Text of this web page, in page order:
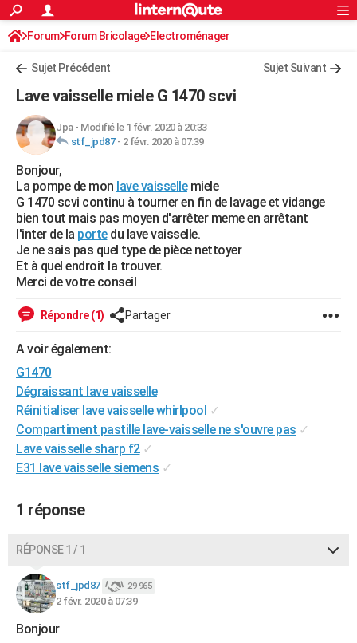
ACTUALITÉS
Politique
Société
Faits Divers
Education
Monde
Villes
+
FINANCE
Retraite
Impôts
Epargne
Immobilier
Risques naturels par ville
Banque
Assurance
Crédit
AUTO
Essais
Réserver un essai
Citadines
Berlines
SUV
Forum auto
+HIGH-TECH
Mobiles
Meilleur smartphone
Internet
Ordinateurs
Jeux vidéo
Guide high-tech
+BRICOLAGE
Forum
Aménagement intérieur
Extérieur
Cuisine
Salle de bains
Jardinage
Rangement
WEEK-END
Guides de France
Escapades
Patrimoine
Expositions
Musées
Week-end nature
+LIFESTYLE
Art de vivre
Bien-être
Loisirs
Mode
Modes de vie
SANTE
VOYAGE
Destinations
City break
Voyage nature
Voyage de noces
Forum
Climat
+PHOTO
GUIDES D'ACHAT
BONS PLANS
CARTE DE VOEUX
Carte de Noël
Carte Bonne année
Carte Saint-Valentin
Carte Pâques
Carte d'anniversaire
DICTIONNAIRE
S'inscrire
Se connecter
Lycées
Collèges
Primaires
Universités
Entreprises
Service militaire
Avis de recherche
AVIS DE DÉCÈS
FORUM
S'inscrire
Connexion
Forum Forum Bricolage Electroménager
Sujet Précédent Sujet Suivant
Lave vaisselle miele G 1470 scvi
Jpa- Modifié le 1 févr. 2020 à 20:33
stf_jpd87- 2 févr. 2020 à 07:39
Bonjour,
La pompe de mon lave vaissellemiele
G 1470 scvi continu à tourner en fin de lavage et vidange
bien tout mais pas moyen d'arrêter meme en arrêtant
l'inter de la portedu lave vaisselle.
Je ne sais pas quel type de pièce nettoyer
Et à quel endroit la trouver.
Merci de votre conseil
Répondre (1) Partager
A voir également:
G1470
Dégraissant lave vaisselle
Réinitialiser lave vaisselle whirlpool ✓
Compartiment pastille lave-vaisselle ne s'ouvre pas ✓
Lave vaisselle sharp f2 ✓
E31 lave vaisselle siemens ✓
1 réponse
RÉPONSE 1 / 1
stf_jpd87 29 965
2 févr. 2020 à 07:39
Bonjour